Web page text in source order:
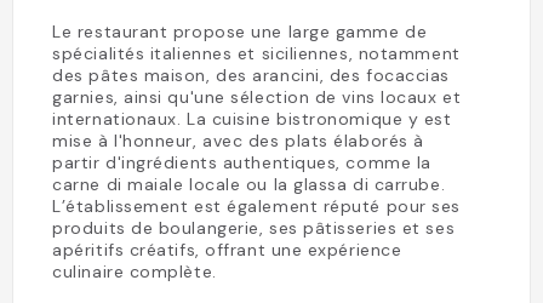
Le restaurant propose une large gamme de
spécialités italiennes et siciliennes, notamment
des pâtes maison, des arancini, des focaccias
garnies, ainsi qu'une sélection de vins locaux et
internationaux. La cuisine bistronomique y est
mise à l'honneur, avec des plats élaborés à
partir d'ingrédients authentiques, comme la
carne di maiale locale ou la glassa di carrube.
L’établissement est également réputé pour ses
produits de boulangerie, ses pâtisseries et ses
apéritifs créatifs, offrant une expérience
culinaire complète.